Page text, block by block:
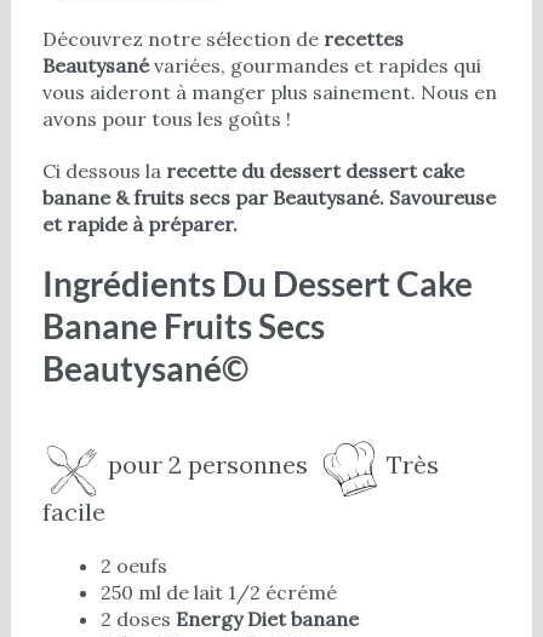
Découvrez notre sélection de recettes
Beautysanévariées, gourmandes et rapides qui
vous aideront à manger plus sainement. Nous en
avons pour tous les goûts !
Ci dessous la recette du dessert dessert cake
banane & fruits secs par Beautysané. Savoureuse
et rapide à préparer.
Ingrédients Du Dessert Cake
Banane Fruits Secs
Beautysané©
pour 2 personnes
Très
facile
2 oeufs
250 ml de lait 1/2 écrémé
2 doses Energy Diet banane